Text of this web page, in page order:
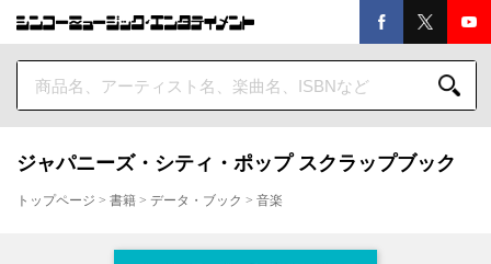
ジャパニーズ・シティ・ポップ スクラップブック
トップページ > 書籍 > データ・ブック > 音楽